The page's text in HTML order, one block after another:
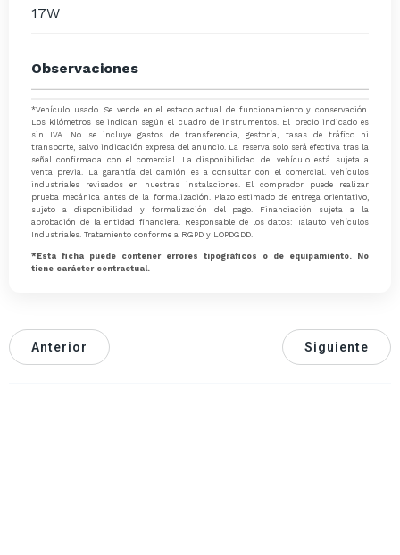
17W
Observaciones
*Vehículo usado. Se vende en el estado actual de funcionamiento y conservación.
Los kilómetros se indican según el cuadro de instrumentos. El precio indicado es
sin IVA. No se incluye gastos de transferencia, gestoría, tasas de tráfico ni
transporte, salvo indicación expresa del anuncio. La reserva solo será efectiva tras la
señal confirmada con el comercial. La disponibilidad del vehículo está sujeta a
venta previa. La garantía del camión es a consultar con el comercial. Vehículos
industriales revisados en nuestras instalaciones. El comprador puede realizar
prueba mecánica antes de la formalización. Plazo estimado de entrega orientativo,
sujeto a disponibilidad y formalización del pago. Financiación sujeta a la
aprobación de la entidad financiera. Responsable de los datos: Talauto Vehículos
Industriales. Tratamiento conforme a RGPD y LOPDGDD.
*Esta ficha puede contener errores tipográficos o de equipamiento. No
tiene carácter contractual.
Anterior Siguiente